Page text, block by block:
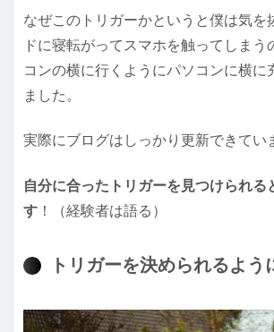
なぜこのトリガーかというと僕は気を
ドに寝転がってスマホを触ってしまう
コンの横に行くようにパソコンに横に
ました。
実際にブログはしっかり更新できてい
自分に合ったトリガーを見つけられる
す ！（経験者は語る）
トリガーを決められるよう